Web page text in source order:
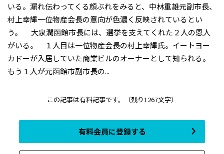
いる。漏れ伝わってくる顔ぶれをみると、中林重雄元副市長、
村上幸輝一位物産会長の意向が色濃く反映されているとい
う。 大泉潤函館市長には、選挙を支えてくれた２人の恩人
がいる。 １人目は一位物産会長の村上幸輝氏。イートヨー
カドーが入居していた商業ビルのオーナーとして知られる。
もう１人が元函館市副市長の...
この記事は有料記事です。 （残り1267文字）
有料会員に登録する